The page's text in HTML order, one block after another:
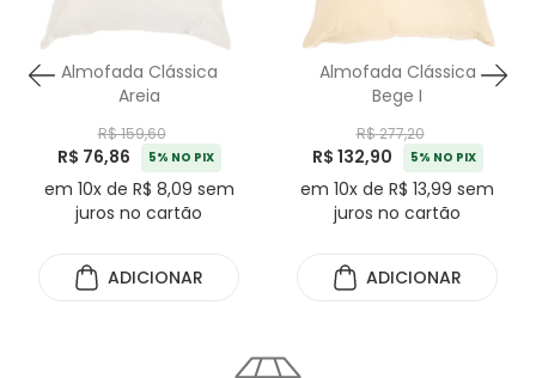
Almofada Clássica
Areia
R$ 159,60
R$ 76,86 5% NO PIX
em 10x de R$ 8,09 sem
juros no cartão
ADICIONAR
Almofada Clássica
Bege I
R$ 277,20
R$ 132,90 5% NO PIX
em 10x de R$ 13,99 sem
juros no cartão
ADICIONAR